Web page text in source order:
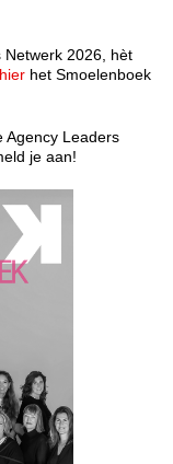
Netwerk 2026, hèt
hier het Smoelenboek
Agency Leaders
je aan!